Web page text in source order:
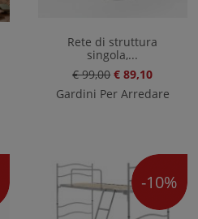
Rete di struttura
singola,...
€ 99,00 € 89,10
Gardini Per Arredare
-10%